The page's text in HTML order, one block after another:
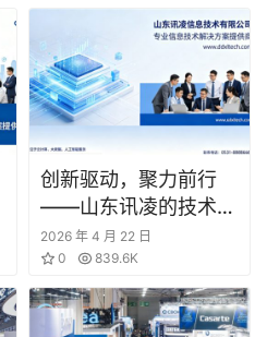
注册
创新驱动，聚力前行
——山东讯凌的技术创
新与发展之路
2026 年 4 月 22 日
0
839.6K